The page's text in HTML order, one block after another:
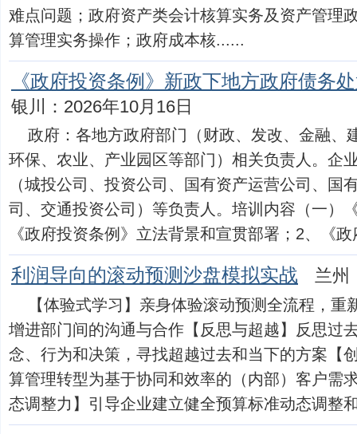
难点问题；政府资产类会计核算实务及资产管理
算管理实务操作；政府成本核......
《政府投资条例》新政下地方政府债务
银川：2026年10月16日
政府：各地方政府部门（财政、发改、金融、
环保、农业、产业园区等部门）相关负责人。企
（城投公司、投资公司、国有资产运营公司、国
司、交通投资公司）等负责人。培训内容（一）
《政府投资条例》立法背景和宣贯部署；2、《
利润导向的滚动预测沙盘模拟实战 兰州
【体验式学习】亲身体验滚动预测全流程，
增进部门间的沟通与合作【反思与超越】反思过
念、行为和决策，寻找超越过去和当下的方案【
算管理转型为基于协同和效率的（内部）客户需
态调整力】引导企业建立健全预算标准动态调整